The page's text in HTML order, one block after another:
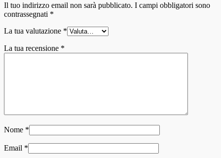
Il tuo indirizzo email non sarà pubblicato. I campi obbligatori sono
contrassegnati *
La tua valutazione *
La tua recensione *
Nome *
Email *